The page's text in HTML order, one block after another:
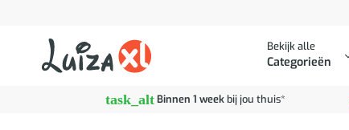
Bekijk alle
Categorieën
task_altBinnen 1 weekbij jou thuis*